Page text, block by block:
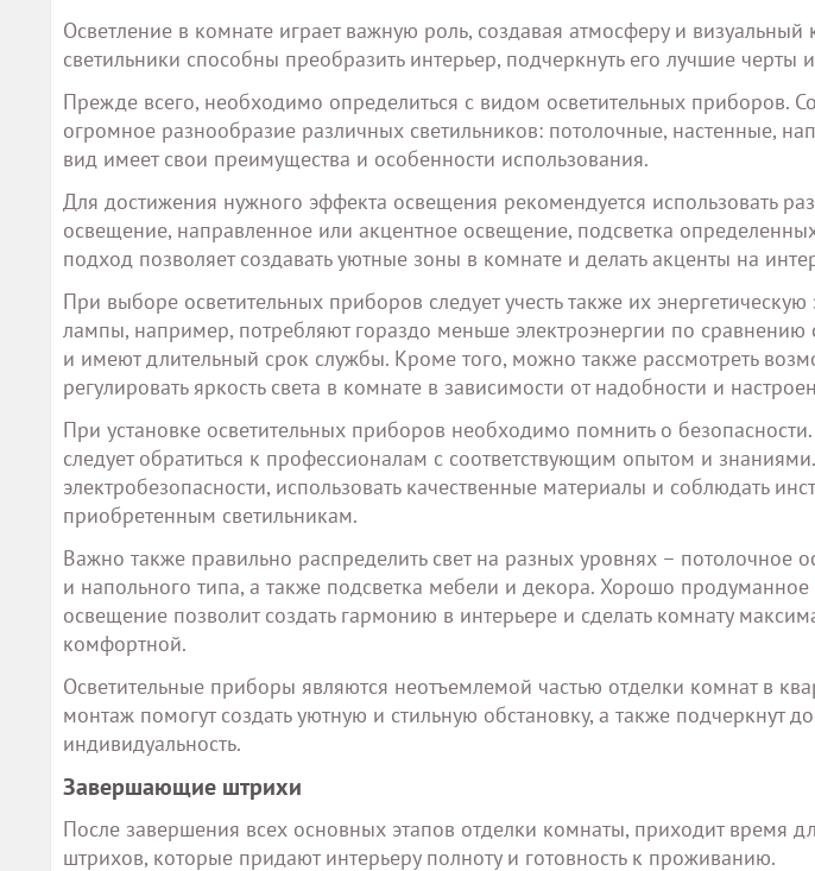
Осветление в комнате играет важную роль, создавая атмосферу и
светильники способны преобразить интерьер, подчеркнуть его лучшие черты
Прежде всего, необходимо определиться с видом осветительных приборов.
огромное разнообразие различных светильников: потолочные, настенные,
вид имеет свои преимущества и особенности использования.
Для достижения нужного эффекта освещения рекомендуется использовать
освещение, направленное или акцентное освещение, подсветка
подход позволяет создавать уютные зоны в комнате и делать акценты на
При выборе осветительных приборов следует учесть также их
лампы, например, потребляют гораздо меньше электроэнергии по
и имеют длительный срок службы. Кроме того, можно также рассмотреть
регулировать яркость света в комнате в зависимости от надобности и
При установке осветительных приборов необходимо помнить о
следует обратиться к профессионалам с соответствующим опытом и
электробезопасности, использовать качественные материалы и соблюдать
приобретенным светильникам.
Важно также правильно распределить свет на разных уровнях – потолочное
и напольного типа, а также подсветка мебели и декора. Хорошо
освещение позволит создать гармонию в интерьере и сделать комнату
комфортной.
Осветительные приборы являются неотъемлемой частью отделки комнат в
монтаж помогут создать уютную и стильную обстановку, а также подчеркнут
индивидуальность.
Завершающие штрихи
После завершения всех основных этапов отделки комнаты, приходит время
штрихов, которые придают интерьеру полноту и готовность к проживанию.